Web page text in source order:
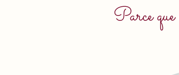
Parce que